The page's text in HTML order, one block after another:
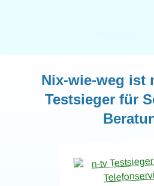
Nix-wie-weg ist
Testsieger für